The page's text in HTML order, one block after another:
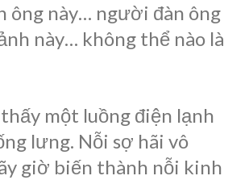
ông này… người đàn ông
này… không thể nào là
thấy một luồng điện lạnh
lưng. Nỗi sợ hãi vô
giờ biến thành nỗi kinh